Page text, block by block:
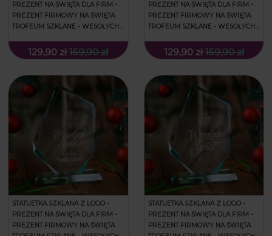
PREZENT NA ŚWIĘTA DLA FIRM -
PREZENT FIRMOWY NA ŚWIĘTA
TROFEUM SZKLANE - WESOŁYCH
129,90 zł 159,90 zł
PREZENT NA ŚWIĘTA DLA FIRM -
PREZENT FIRMOWY NA ŚWIĘTA
TROFEUM SZKLANE - WESOŁYCH
129,90 zł 159,90 zł
STATUETKA SZKLANA Z LOGO -
PREZENT NA ŚWIĘTA DLA FIRM -
PREZENT FIRMOWY NA ŚWIĘTA
STATUETKA SZKLANA Z LOGO -
PREZENT NA ŚWIĘTA DLA FIRM -
PREZENT FIRMOWY NA ŚWIĘTA